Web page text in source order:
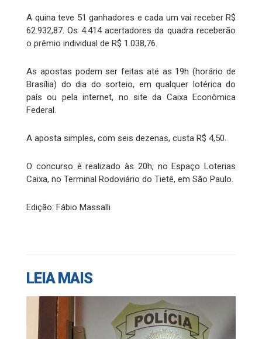
A quina teve 51 ganhadores e cada um vai receber R$
62.932,87. Os 4.414 acertadores da quadra receberão
o prêmio individual de R$ 1.038,76.
As apostas podem ser feitas até as 19h (horário de
Brasília) do dia do sorteio, em qualquer lotérica do
país ou pela internet, no site da Caixa Econômica
Federal.
A aposta simples, com seis dezenas, custa R$ 4,50.
O concurso é realizado às 20h, no Espaço Loterias
Caixa, no Terminal Rodoviário do Tietê, em São Paulo.
Edição: Fábio Massalli
LEIA MAIS